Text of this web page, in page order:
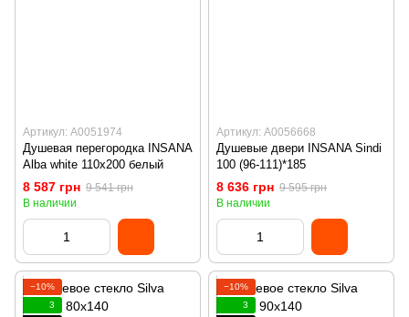
Артикул: А0051974
Душевая перегородка INSANA
Alba white 110x200 белый
8 587 грн 9 541 грн
В наличии
Артикул: А0056668
Душевые двери INSANA Sindi
100 (96-111)*185
8 636 грн 9 595 грн
В наличии
−10%
3
−10%
3